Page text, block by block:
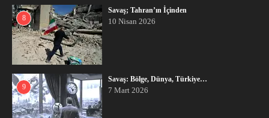
8
Savaş; Tahran’ın İçinden
10 Nisan 2026
9
Savaş: Bölge, Dünya, Türkiye…
7 Mart 2026